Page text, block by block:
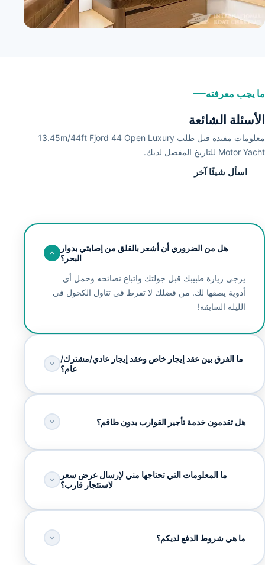
ما يجب معرفته
الأسئلة الشائعة
معلومات مفيدة قبل طلب 13.45m/44ft Fjord 44 Open Luxury
Motor Yacht للتاريخ المفضل لديك.
اسأل شيئًا آخر
هل من الضروري أن أشعر بالقلق من إصابتي بدوار
البحر؟
يرجى زيارة طبيبك قبل جولتك واتباع نصائحه وحمل أي
أدوية يصفها لك. من فضلك لا تفرط في تناول الكحول في
الليلة السابقة!
ما الفرق بين عقد إيجار خاص وعقد إيجار عادي/مشترك/
عام؟
هل تقدمون خدمة تأجير القوارب بدون طاقم؟
ما المعلومات التي تحتاجها مني لإرسال عرض سعر
لاستئجار قارب؟
ما هي شروط الدفع لديكم؟